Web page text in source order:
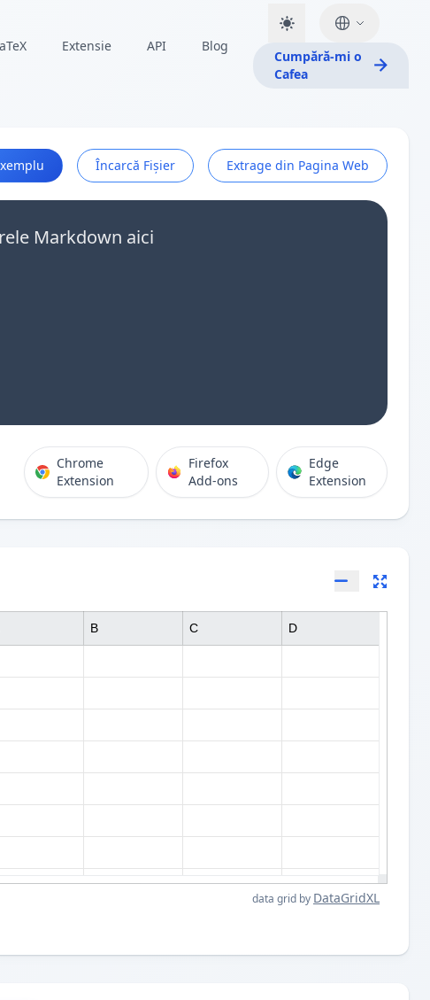
Extensie API Blog
Cumpără-mi o
Cafea
Încarcă Fișier Extrage din Pagina Web
Markdown aici
Chrome
Extension
Firefox
Add-ons
Edge
Extension
data grid by DataGridXL
B C D